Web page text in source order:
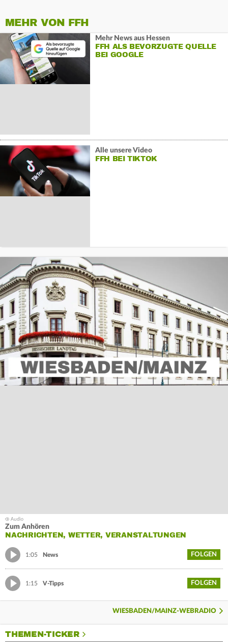
MEHR VON FFH
Mehr News aus Hessen
FFH ALS BEVORZUGTE QUELLE
BEI GOOGLE
Alle unsere Video
FFH BEI TIKTOK
Zum Anhören
NACHRICHTEN, WETTER, VERANSTALTUNGEN
1:05 News FOLGEN
1:15 V-Tipps FOLGEN
WIESBADEN/MAINZ-WEBRADIO
THEMEN-TICKER